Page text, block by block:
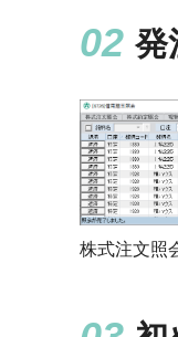
発
株式注文照